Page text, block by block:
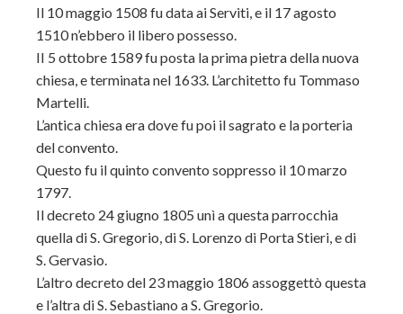
Il 10 maggio 1508 fu data ai Serviti, e il 17 agosto
1510 n’ebbero il libero possesso.
II 5 ottobre 1589 fu posta la prima pietra della nuova
chiesa, e terminata nel 1633. L’architetto fu Tommaso
Martelli.
L’antica chiesa era dove fu poi il sagrato e la porteria
del convento.
Questo fu il quinto convento soppresso il 10 marzo
1797.
Il decreto 24 giugno 1805 unì a questa parrocchia
quella di S. Gregorio, di S. Lorenzo di Porta Stieri, e di
S. Gervasio.
L’altro decreto del 23 maggio 1806 assoggettò questa
e l’altra di S. Sebastiano a S. Gregorio.